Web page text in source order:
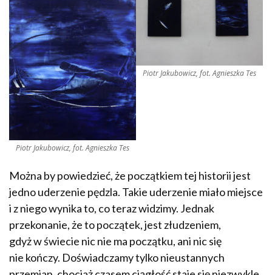
Piotr Jakubowicz, fot. Agnieszka Tes
Piotr Jakubowicz, fot. Agnieszka Tes
Można by powiedzieć, że początkiem tej historii jest
jedno uderzenie pędzla. Takie uderzenie miało miejsce
i z niego wynika to, co teraz widzimy. Jednak
przekonanie, że to początek, jest złudzeniem,
gdyż w świecie nic nie ma początku, ani nic się
nie kończy. Doświadczamy tylko nieustannych